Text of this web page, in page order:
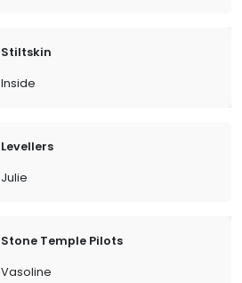
Stiltskin
Inside
Levellers
Julie
Stone Temple Pilots
Vasoline